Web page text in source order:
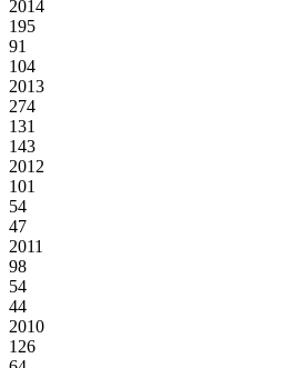
2014
195
91
104
2013
274
131
143
2012
101
54
47
2011
98
54
44
2010
126